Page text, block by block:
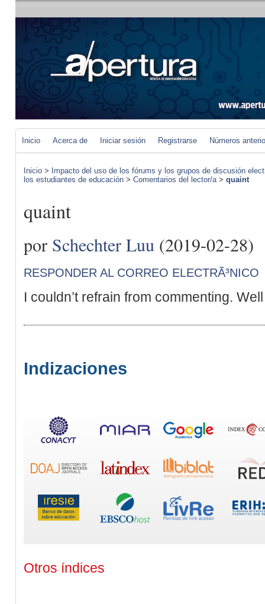
Inicio Acerca de Iniciar sesión Registrarse Números
Inicio > Impacto del uso de los fórums y los grupos de discusión
los estudiantes de educación > Comentarios del lector/a> quaint
quaint
por Schechter Luu (2019-02-28)
RESPONDER AL CORREO ELECTRÃ³NICO
I couldn’t refrain from commenting.
Indizaciones
Otros índices